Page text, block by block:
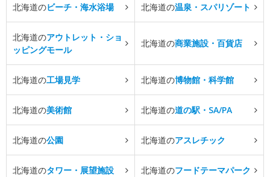
北海道のビーチ・海水浴場 北海道の温泉・スパリゾート
北海道のアウトレット・ショ
ッピングモール
北海道の商業施設・百貨店
北海道の工場見学 北海道の博物館・科学館
北海道の美術館 北海道の道の駅・SA/PA
北海道の公園 北海道のアスレチック
北海道のタワー・展望施設 北海道のフードテーマパーク